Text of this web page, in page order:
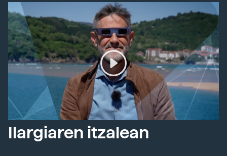
Ilargiaren itzalean